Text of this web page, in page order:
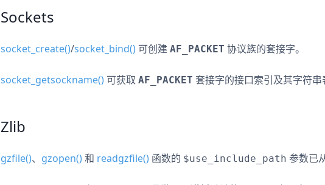
Sockets
socket_create()/socket_bind() 可创建 AF_PACKET 协议族的套接字。
socket_getsockname() 可获取 AF_PACKET 套接字的接口索引及其字符串
Zlib
gzfile()、 gzopen()和 readgzfile() 函数的 $use_include_path 参数已